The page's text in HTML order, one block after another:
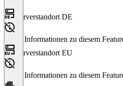
Serverstandort DE
Keine Informationen zu diesem
Serverstandort EU
Keine Informationen zu diesem